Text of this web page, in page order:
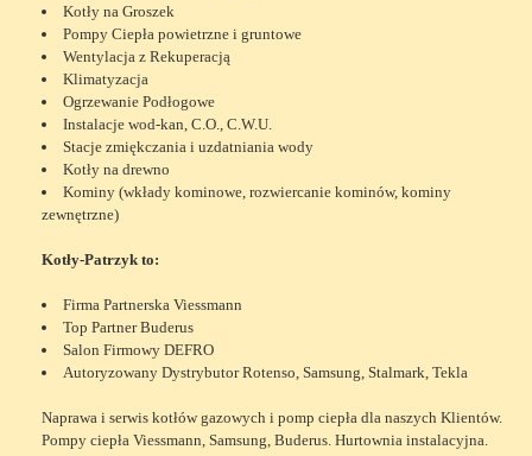
Kotły na Groszek
Pompy Ciepła powietrzne i gruntowe
Wentylacja z Rekuperacją
Klimatyzacja
Ogrzewanie Podłogowe
Instalacje wod-kan, C.O., C.W.U.
Stacje zmiękczania i uzdatniania wody
Kotły na drewno
Kominy (wkłady kominowe, rozwiercanie kominów, kominy
zewnętrzne)
Kotły-Patrzyk to:
Firma Partnerska Viessmann
Top Partner Buderus
Salon Firmowy DEFRO
Autoryzowany Dystrybutor Rotenso, Samsung, Stalmark, Tekla
Naprawa i serwis kotłów gazowych i pomp ciepła dla naszych Klientów.
Pompy ciepła Viessmann, Samsung, Buderus. Hurtownia instalacyjna.